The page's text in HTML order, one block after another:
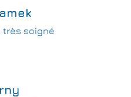
très soigné